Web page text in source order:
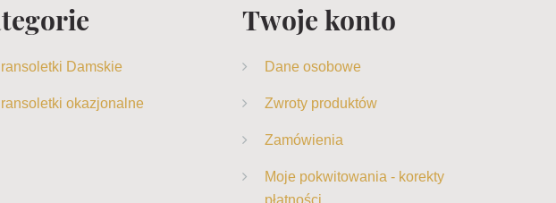
Damskie
okazjonalne
Twoje konto
Dane osobowe
Zwroty produktów
Zamówienia
Moje pokwitowania - korekty
płatności